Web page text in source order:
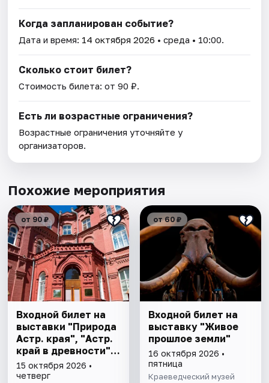
Когда запланирован событие?
Дата и время: 14 октября 2026 • среда • 10:00.
Сколько стоит билет?
Стоимость билета: от 90 ₽.
Есть ли возрастные ограничения?
Возрастные ограничения уточняйте у
организаторов.
Похожие мероприятия
от 90 ₽
Входной билет на
выставки "Природа
Астр. края", "Астр.
край в древности",
"Заселение Астр.
края"
15 октября 2026 •
четверг
от 60 ₽
Входной билет на
выставку "Живое
прошлое земли"
16 октября 2026 •
пятница
Краеведческий музей